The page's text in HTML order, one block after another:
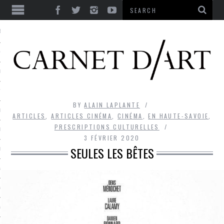
ULTIME
RIRE
LIBERTÉ
BEAUTÉ
FOLIE
BYALAIN LAPLANTE
ARTICLES
,ARTICLES CINÉMA ,CINÉMA ,EN HAUTE-SAVOIE
PRESCRIPTIONS CULTURELLES
3 FÉVRIER 2020
SEULES LES BÊTES